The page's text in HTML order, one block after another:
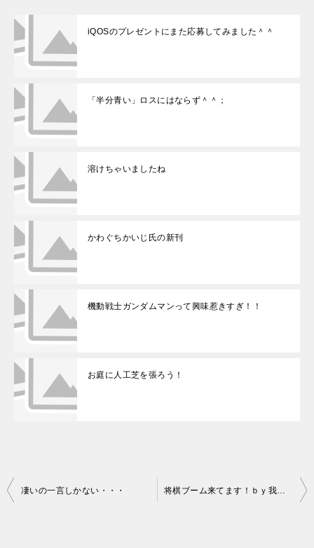
iQOSのプレゼントにまた応募してみました＾＾
「半分青い」ロスにはならず＾＾；
溶けちゃいましたね
かわぐちかいじ氏の新刊
機動戦士ガンダムマンって興味惹きすぎ！！
お庭に人工芝を張ろう！
凄いの一言しかない・・・ 将棋ブーム来てます！ｂｙ我が家